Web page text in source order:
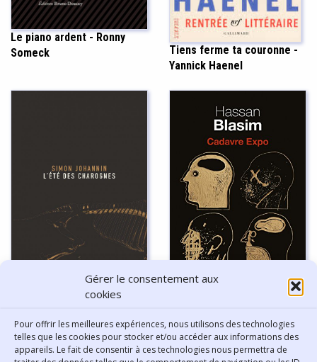
Gérer le consentement aux
cookies
Pour offrir les meilleures expériences, nous utilisons des technologies
telles que les cookies pour stocker et/ou accéder aux informations des
appareils. Le fait de consentir à ces technologies nous permettra de
Le piano ardent - Ronny
Someck
Tiens ferme ta couronne -
Yannick Haenel
L’été des charognes -
Simon Johannin